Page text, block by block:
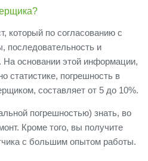
который по согласованию с
последовательность и
основании этой информации,
статистике, погрешность в
составляет от 5 до 10%.
погрешностью) знать, во
Кроме того, вы получите
с большим опытом работы.